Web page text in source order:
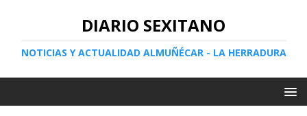
DIARIO SEXITANO
NOTICIAS Y ACTUALIDAD ALMUÑÉCAR - LA HERRADURA